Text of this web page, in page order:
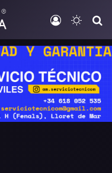
Iniciar